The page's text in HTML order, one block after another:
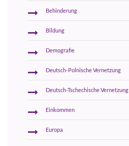
Behinderung
Bildung
Demografie
Deutsch-Polnische Vernetzung
Deutsch-Tschechische Vernetzung
Einkommen
Europa